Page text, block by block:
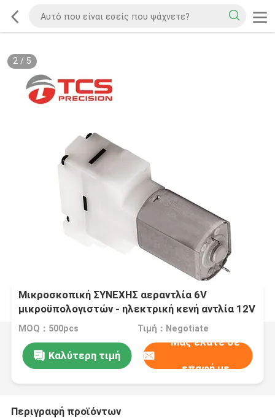
2/ 5
Μικροσκοπική ΣΥΝΕΧΗΣ αεραντλία 6V
μικροϋπολογιστών - ηλεκτρική κενή αντλία 12V
για το ιατρικό εξοπλισμό
MOQ：500pcs Τιμή：Negotiate
Καλύτερη τιμή
Μας ελάτε σε
επαφή με
Περιγραφή προϊόντων